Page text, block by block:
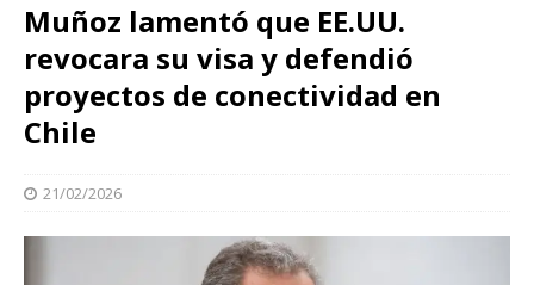
Muñoz lamentó que EE.UU.
revocara su visa y defendió
proyectos de conectividad en
Chile
21/02/2026